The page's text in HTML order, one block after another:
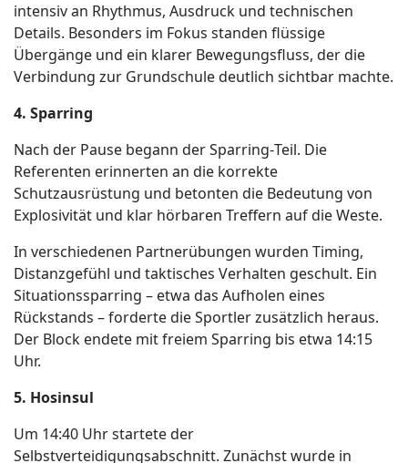
intensiv an Rhythmus, Ausdruck und technischen
Details. Besonders im Fokus standen flüssige
Übergänge und ein klarer Bewegungsfluss, der die
Verbindung zur Grundschule deutlich sichtbar machte.
4. Sparring
Nach der Pause begann der Sparring‑Teil. Die
Referenten erinnerten an die korrekte
Schutzausrüstung und betonten die Bedeutung von
Explosivität und klar hörbaren Treffern auf die Weste.
In verschiedenen Partnerübungen wurden Timing,
Distanzgefühl und taktisches Verhalten geschult. Ein
Situationssparring – etwa das Aufholen eines
Rückstands – forderte die Sportler zusätzlich heraus.
Der Block endete mit freiem Sparring bis etwa 14:15
Uhr.
5. Hosinsul
Um 14:40 Uhr startete der
Selbstverteidigungsabschnitt. Zunächst wurde in